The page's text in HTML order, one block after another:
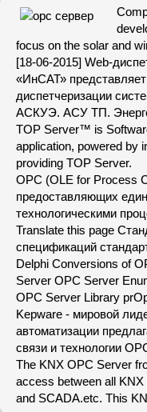
focus on the solar and
[18-06-2015] Web-
«ИнСАТ»
диспетчеризации
АСКУЭ. АСУ ТП.
TOP Server™ is
application, powered by
providing TOP Server.
OPC (OLE for Process
предоставляющих
технологическими
Translate this page
спецификаций
Delphi Conversions of
Server OPC Server
OPC Server Library
Kepware - мировой
автоматизации
связи и технологии
The KNX OPC Server
access between all
and SCADA.etc. This